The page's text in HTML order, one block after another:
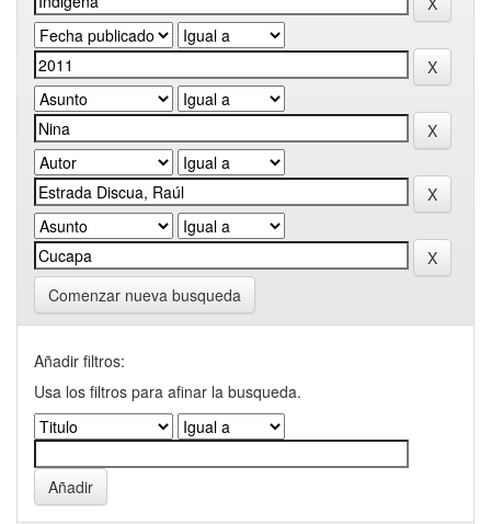
Comenzar nueva busqueda
Añadir filtros:
Usa los filtros para afinar la busqueda.